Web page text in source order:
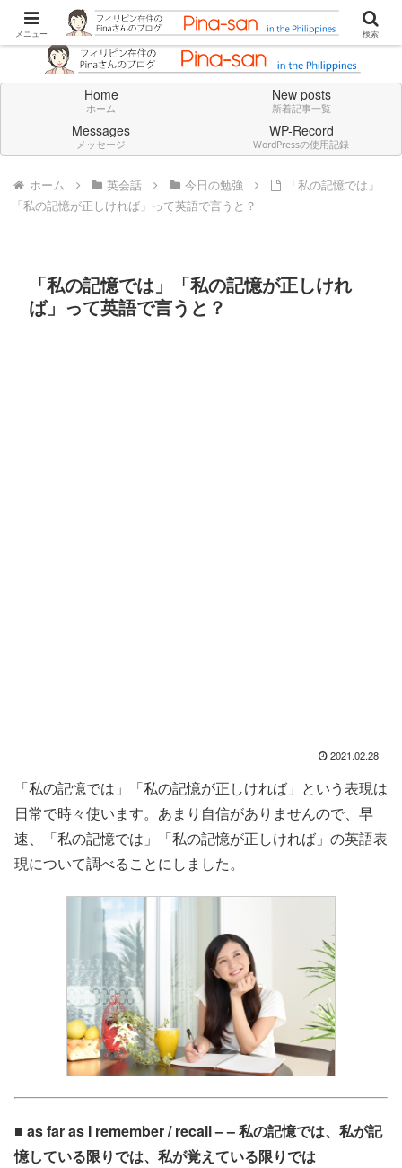
Don't think deeply. Feel always in English.
Home
ホーム
New posts
新着記事一覧
Messages
メッセージ
WP-Record
WordPressの使用記録
ホーム 英会話 今日の勉強
「私の記憶では」
「私の記憶が正しければ」って英語で言うと？
「私の記憶では」「私の記憶が正しけれ
ば」って英語で言うと？
2021.02.28
「私の記憶では」「私の記憶が正しければ」という表現は
日常で時々使います。あまり自信がありませんので、早
速、「私の記憶では」「私の記憶が正しければ」の英語表
現について調べることにしました。
■ as far as I remember / recall – – 私の記憶では、私が記
憶している限りでは、私が覚えている限りでは
メニュー 検索